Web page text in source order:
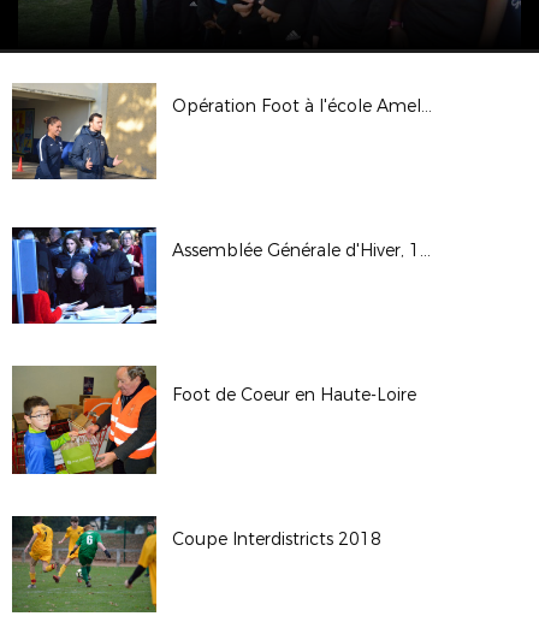
Opération Foot à l'école Amel MAJRI
Assemblée Générale d'Hiver, 15 décembre 2018 à Lyon
Foot de Coeur en Haute-Loire
Coupe Interdistricts 2018